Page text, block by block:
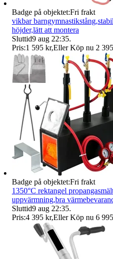
Badge på objektet:Fri frakt
vikbar
höjder,lätt att montera
Sluttid9 aug 22:35.
Pris:1 595 kr,Eller Köp nu 2
Badge på objektet:Fri frakt
1350°C rektangel
uppvärmning,bra
Sluttid9 aug 22:35.
Pris:4 395 kr,Eller Köp nu 6